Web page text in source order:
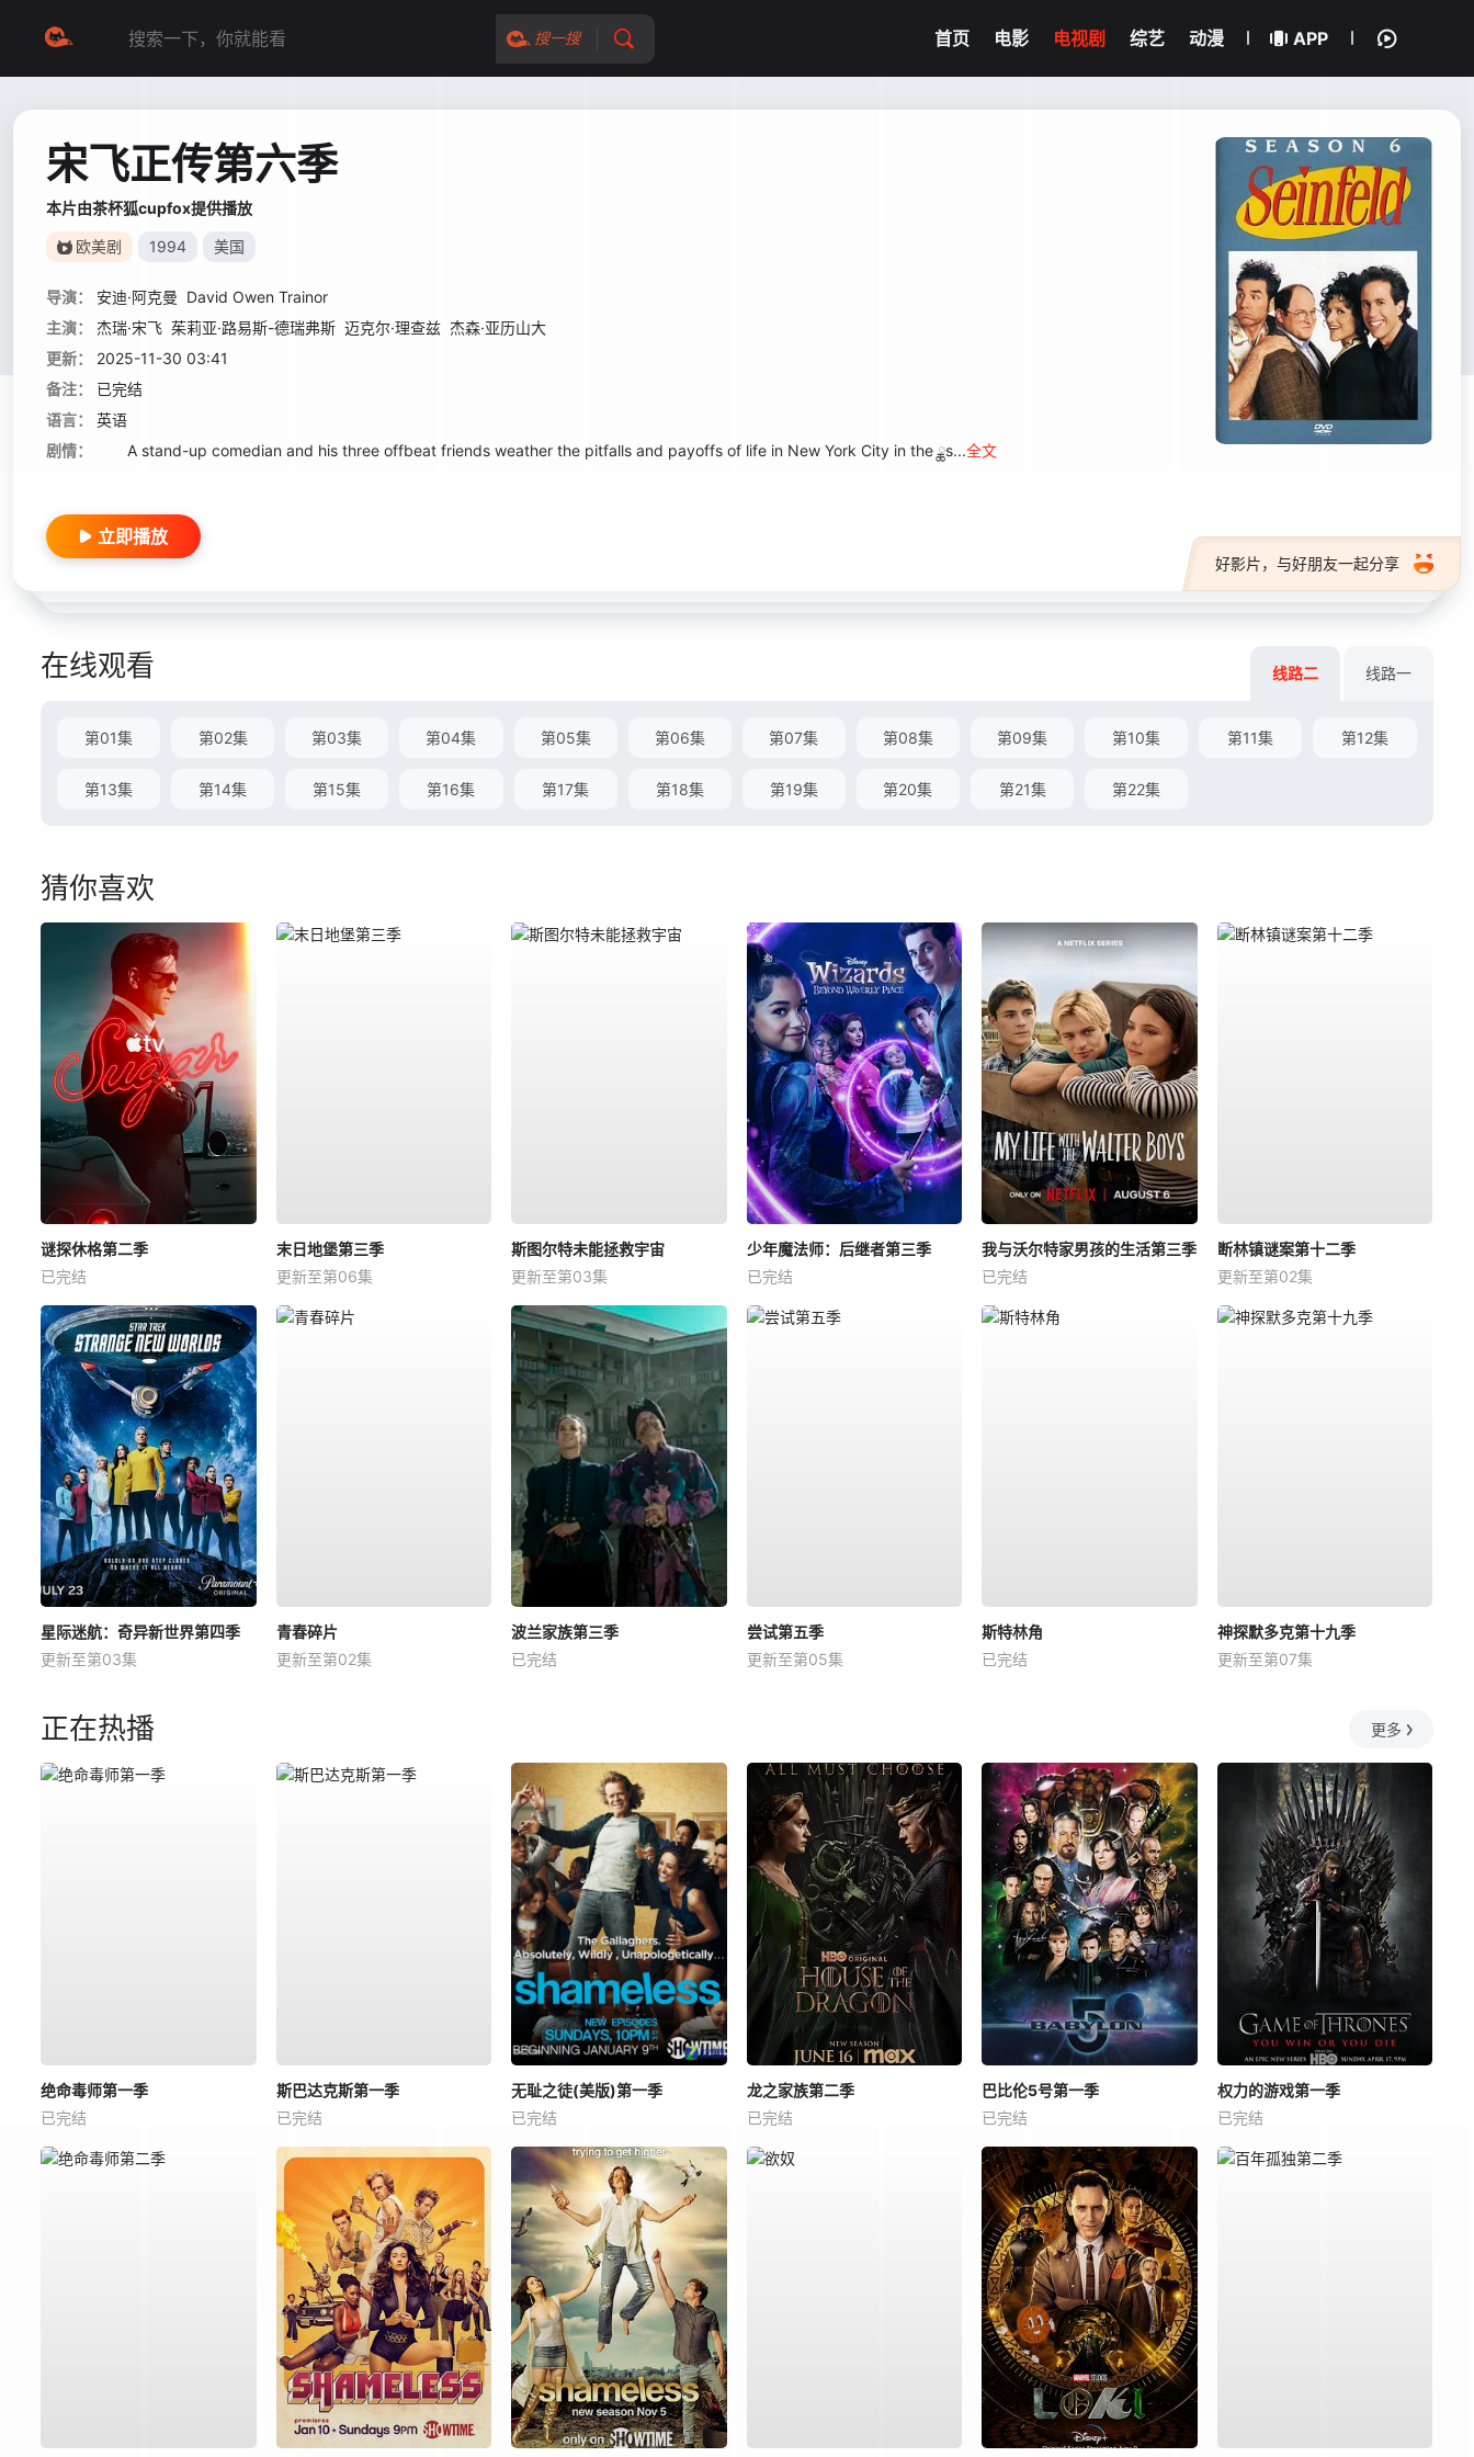
搜一搜 首页 电影 电视剧 综艺 动漫 APP
宋飞正传第六季
本片由茶杯狐cupfox提供播放
欧美剧 1994 美国
导演： 安迪·阿克曼 David Owen Trainor
主演：
杰瑞·宋飞 茱莉亚·路易斯-德瑞弗斯 迈克尔·理查兹 杰森·亚历山大
更新：
2025-11-30 03:41
备注：
已完结
语言：
英语
剧情：
A stand-up comedian and his three offbeat friends weather the pitfalls and payoffs of life in New York City in the ྖs...全文
好影片，与好朋友一起分享
立即播放
在线观看 线路二 线路一
第01集 第02集 第03集 第04集 第05集 第06集 第07集 第08集 第09集 第10集 第11集 第12集
第13集 第14集 第15集 第16集 第17集 第18集 第19集 第20集 第21集 第22集
猜你喜欢
谜探休格第二季
已完结
末日地堡第三季
更新至第06集
斯图尔特未能拯救宇宙
更新至第03集
少年魔法师：后继者第三季
已完结
我与沃尔特家男孩的生活第三季
已完结
断林镇谜案第十二季
更新至第02集
星际迷航：奇异新世界第四季
更新至第03集
青春碎片
更新至第02集
波兰家族第三季
已完结
尝试第五季
更新至第05集
斯特林角
已完结
神探默多克第十九季
更新至第07集
正在热播 更多
绝命毒师第一季
已完结
斯巴达克斯第一季
已完结
无耻之徒(美版)第一季
已完结
龙之家族第二季
已完结
巴比伦5号第一季
已完结
权力的游戏第一季
已完结